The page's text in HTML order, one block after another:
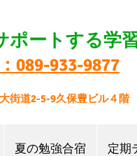
ポートする学
089-933-9877
街道2-5-9久保豊ビル４階
夏の勉強合宿 定期